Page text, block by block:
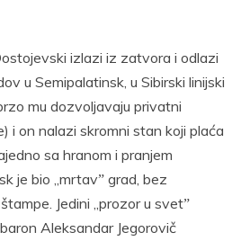
izlazi iz zatvora i odlazi
u Semipalatinsk, u Sibirski linijski
mu dozvoljavaju privatni
i on nalazi skromni stan koji plaća
sa hranom i pranjem
je bio „mrtavˮ grad, bez
Jedini „prozor u svetˮ
Aleksandar Jegorovič